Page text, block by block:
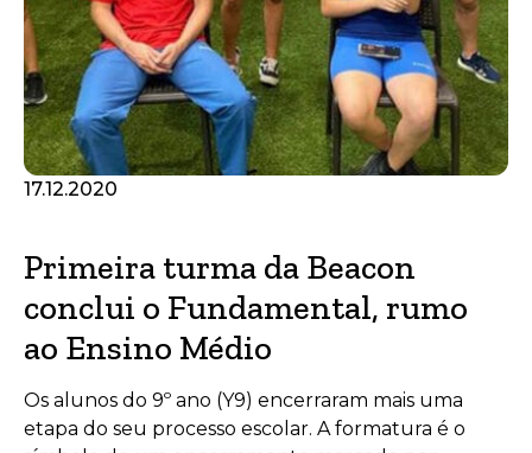
17.12.2020
Primeira turma da Beacon
conclui o Fundamental, rumo
ao Ensino Médio
Os alunos do 9º ano (Y9) encerraram mais uma
etapa do seu processo escolar. A formatura é o